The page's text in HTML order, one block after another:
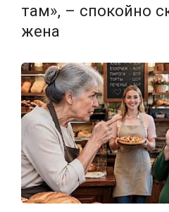
там», – спокойно
жена